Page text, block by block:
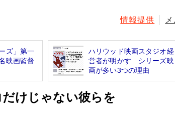
情報提供
ズ」第一
映画監督
ハリウッド映画スタジオ経
営者が明かす シリーズ映
画が多い3つの理由
けじゃない彼らを